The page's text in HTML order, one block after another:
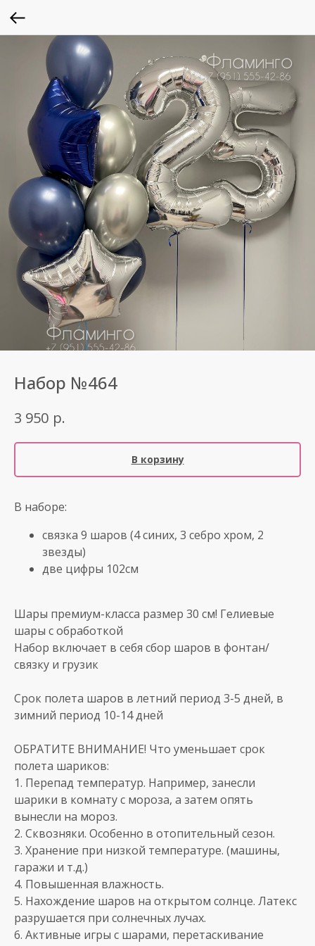
Набор №464
3 950 р.
В корзину
В наборе:
связка 9 шаров (4 синих, 3 себро хром, 2
звезды)
две цифры 102см
Шары премиум-класса размер 30 см! Гелиевые
шары с обработкой
Набор включает в себя сбор шаров в фонтан/
связку и грузик
Срок полета шаров в летний период 3-5 дней, в
зимний период 10-14 дней
ОБРАТИТЕ ВНИМАНИЕ! Что уменьшает срок
полета шариков:
1. Перепад температур. Например, занесли
шарики в комнату с мороза, а затем опять
вынесли на мороз.
2. Сквозняки. Особенно в отопительный сезон.
3. Хранение при низкой температуре. (машины,
гаражи и т.д.)
4. Повышенная влажность.
5. Нахождение шаров на открытом солнце. Латекс
разрушается при солнечных лучах.
6. Активные игры с шарами, перетаскивание